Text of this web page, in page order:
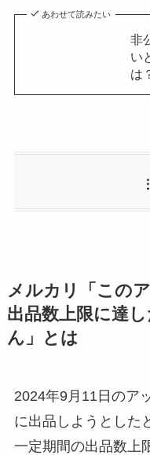
あわせて読みたい
非
い
は
メルカリ「この
出品数上限に達
ん」とは
2024年9月11日のア
に出品しようとした
一定期間の出品数上